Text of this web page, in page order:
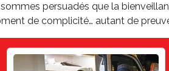
persuadés que la
de complicité… autant de